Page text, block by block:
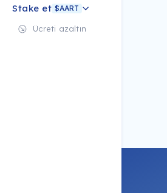
Stake et $AART
Ücreti azaltın